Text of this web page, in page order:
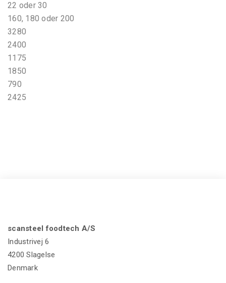
22 oder 30
160, 180 oder 200
3280
2400
1175
1850
790
2425
scansteel foodtech A/S
Industrivej 6
4200 Slagelse
Denmark